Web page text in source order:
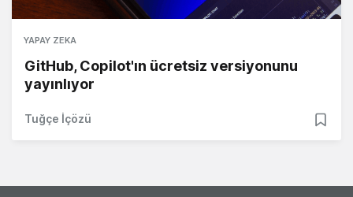
YAPAY ZEKA
GitHub, Copilot'ın ücretsiz versiyonunu
yayınlıyor
Tuğçe İçözü